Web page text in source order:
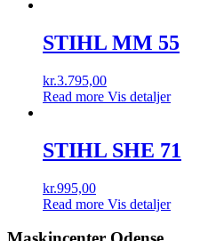
STIHL MM 55
kr.3.795,00
Read more Vis detaljer
STIHL SHE 71
kr.995,00
Read more Vis detaljer